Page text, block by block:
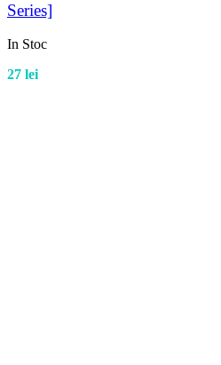
Series]
In Stoc
27 lei